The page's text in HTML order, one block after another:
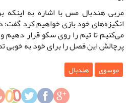
مربی هندبال مس با اشاره به اینکه
انگیزه‌های خود بازی خواهیم کرد گفت:
می‌کنیم تا تیم را روی سکو قرار
پرچالش این فصل را برای خود به خوبی
موسوی هندبال